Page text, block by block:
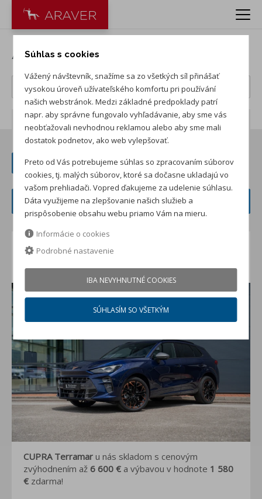
Akcie
Počet záznamov: 95
+ ZOBRAZIŤ PREDCHÁDZAJÚCICH 20
FILTER ČLÁNKOV
CUPRA Terramar - Auto roka 2025 -
CUPRA Terramar u nás skladom s cenovým
zvýhodnením až 6 600 € a výbavou v hodnote 1 580
€ zdarma!
Súhlas s cookies
Vážený návštevník, snažíme sa zo všetkých síl přinášať
vysokou úroveň užívateľského komfortu pri používání
našich webstránok. Medzi základné predpoklady patrí
napr. aby správne fungovalo vyhľadávanie, aby sme vás
neobťažovali nevhodnou reklamou alebo aby sme mali
dostatok podnetov, ako web vylepšovať.
Preto od Vás potrebujeme súhlas so zpracovaním súborov
cookies, tj. malých súborov, ktoré sa dočasne ukladajú vo
vašom prehliadači. Vopred ďakujeme za udelenie súhlasu.
Dáta využijeme na zlepšovanie našich služieb a
prispôsobenie obsahu webu priamo Vám na mieru.
Informácie o cookies
Podrobné nastavenie
IBA NEVYHNUTNÉ COOKIES
SÚHLASÍM SO VŠETKÝM